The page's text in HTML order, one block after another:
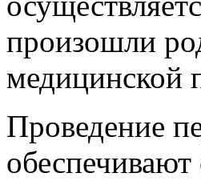
произошли
медицинской
Проведение